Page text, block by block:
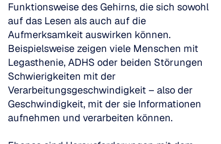
Funktionsweise des Gehirns, die sich sowohl
auf das Lesen als auch auf die
Aufmerksamkeit auswirken können.
Beispielsweise zeigen viele Menschen mit
Legasthenie, ADHS oder beiden Störungen
Schwierigkeiten mit der
Verarbeitungsgeschwindigkeit – also der
Geschwindigkeit, mit der sie Informationen
aufnehmen und verarbeiten können.